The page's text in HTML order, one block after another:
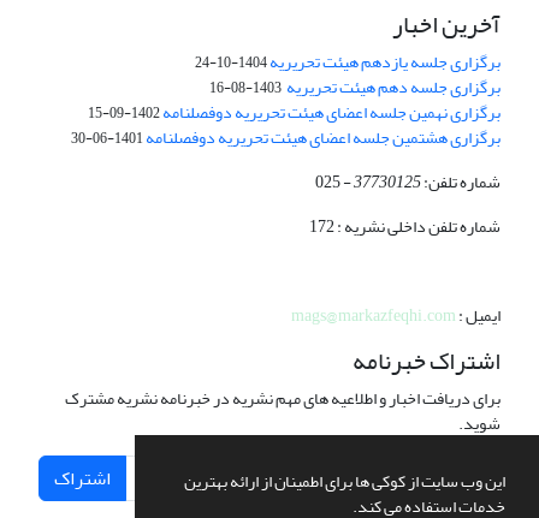
این وب سایت از کوکی ها برای اطمینان از ارائه بهترین
خدمات استفاده می کند.
آخرین اخبار
برگزاری جلسه یازدهم هیئت تحریریه1404-10-24
برگزاری جلسه دهم هیئت تحریریه 1403-08-16
برگزاری نهمین جلسه اعضای هیئت تحریریه دوفصلنامه1402-09-15
برگزاری هشتمین جلسه اعضای هیئت تحریریه دوفصلنامه1401-06-30
شماره تلفن:37730125
- 025
شماره تلفن داخلی نشریه : 172
ایمیل :mags@markazfeqhi.com
اشتراک خبرنامه
برای دریافت اخبار و اطلاعیه های مهم نشریه در خبرنامه نشریه مشترک
شوید.
اشتراک